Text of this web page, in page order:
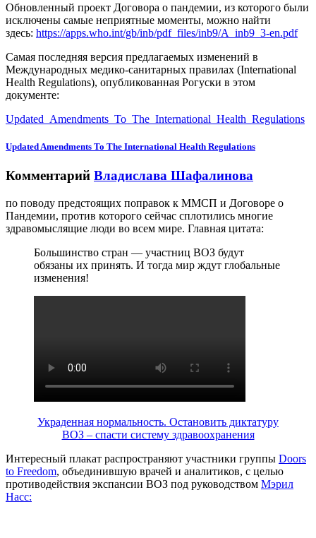
Обновленный проект Договора о пандемии, из которого были
исключены самые неприятные моменты, можно найти
здесь: https://apps.who.int/gb/inb/pdf_files/inb9/A_inb9_3-en.pdf
Самая последняя версия предлагаемых изменений в
Международных медико-санитарных правилах (International
Health Regulations), опубликованная Рогуски в этом
документе:
Updated_Amendments_To_The_International_Health_Regulations
Updated Amendments To The International Health Regulations
Комментарий Владислава Шафалинова
по поводу предстоящих поправок к ММСП и Договоре о
Пандемии, против которого сейчас сплотились многие
здравомыслящие люди во всем мире. Главная цитата:
Большинство стран — участниц ВОЗ будут
обязаны их принять. И тогда мир ждут глобальные
изменения!
Украденная нормальность. Остановить диктатуру
ВОЗ – спасти систему здравоохранения
Интересный плакат распространяют участники группы Doors
to Freedom, объединившую врачей и аналитиков, с целью
противодействия экспансии ВОЗ под руководством Мэрил
Насс: